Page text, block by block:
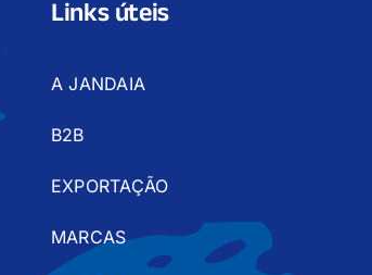
Links úteis
A JANDAIA
B2B
EXPORTAÇÃO
MARCAS